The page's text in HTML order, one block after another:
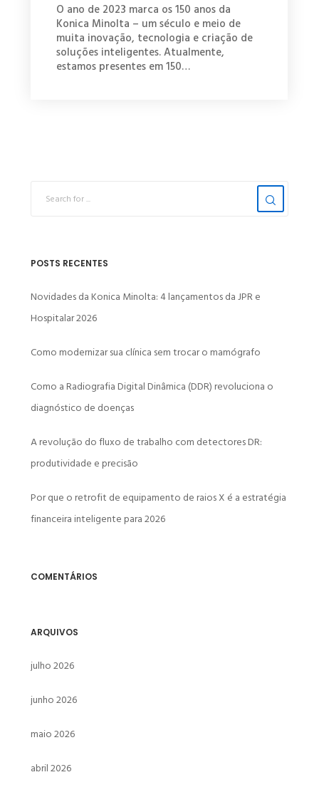
O ano de 2023 marca os 150 anos da
Konica Minolta – um século e meio de
muita inovação, tecnologia e criação de
soluções inteligentes. Atualmente,
estamos presentes em 150…
POSTS RECENTES
Novidades da Konica Minolta: 4 lançamentos da JPR e
Hospitalar 2026
Como modernizar sua clínica sem trocar o mamógrafo
Como a Radiografia Digital Dinâmica (DDR) revoluciona o
diagnóstico de doenças
A revolução do fluxo de trabalho com detectores DR:
produtividade e precisão
Por que o retrofit de equipamento de raios X é a estratégia
financeira inteligente para 2026
COMENTÁRIOS
ARQUIVOS
julho 2026
junho 2026
maio 2026
abril 2026